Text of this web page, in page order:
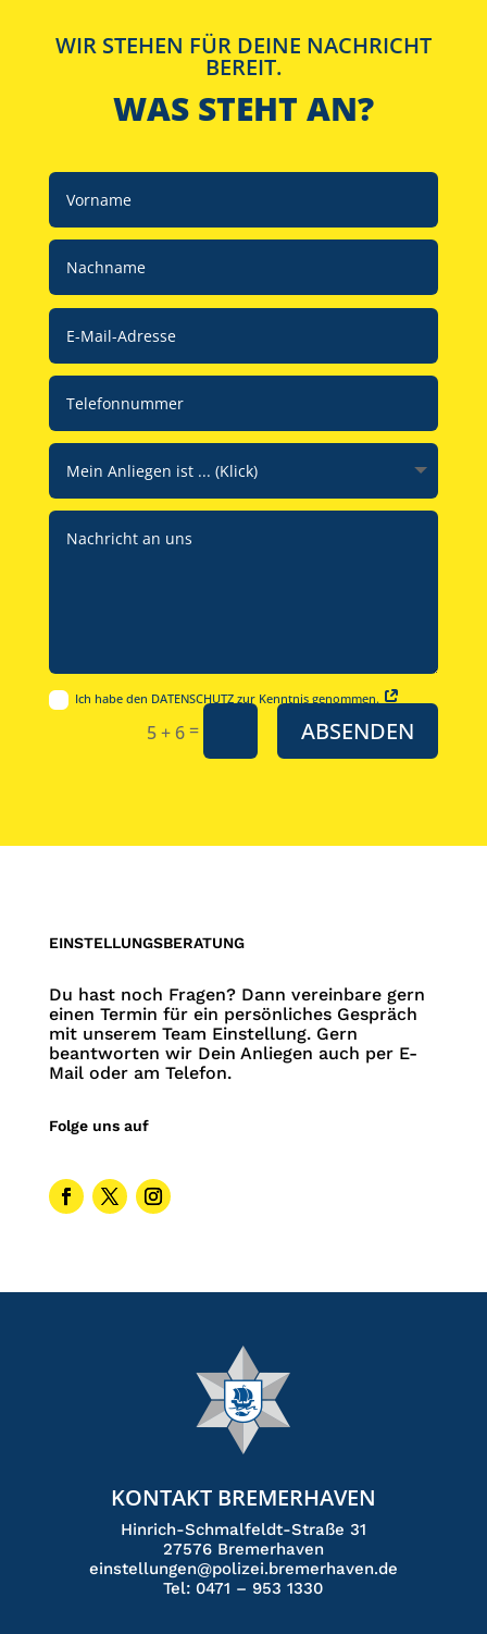
WIR STEHEN FÜR DEINE NACHRICHT
BEREIT.
WAS STEHT AN?
Ich habe den DATENSCHUTZ zur Kenntnis genommen.
5 + 6= ABSENDEN
EINSTELLUNGSBERATUNG
Du hast noch Fragen? Dann vereinbare gern
einen Termin für ein persönliches Gespräch
mit unserem Team Einstellung. Gern
beantworten wir Dein Anliegen auch per E-
Mail oder am Telefon.
Folge uns auf
KONTAKT BREMERHAVEN
Hinrich-Schmalfeldt-Straße 31
27576 Bremerhaven
einstellungen@polizei.bremerhaven.de
Tel: 0471 – 953 1330